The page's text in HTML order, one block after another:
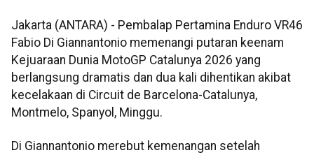
Jakarta (ANTARA) - Pembalap Pertamina Enduro VR46
Fabio Di Giannantonio memenangi putaran keenam
Kejuaraan Dunia MotoGP Catalunya 2026 yang
berlangsung dramatis dan dua kali dihentikan akibat
kecelakaan di Circuit de Barcelona-Catalunya,
Montmelo, Spanyol, Minggu.
Di Giannantonio merebut kemenangan setelah